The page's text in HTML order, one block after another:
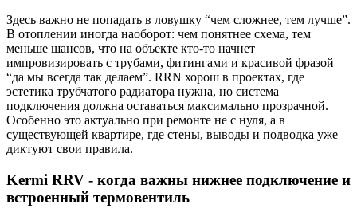
Здесь важно не попадать в ловушку “чем сложнее, тем лучше”.
В отоплении иногда наоборот: чем понятнее схема, тем
меньше шансов, что на объекте кто-то начнет
импровизировать с трубами, фитингами и красивой фразой
“да мы всегда так делаем”. RRN хорош в проектах, где
эстетика трубчатого радиатора нужна, но система
подключения должна оставаться максимально прозрачной.
Особенно это актуально при ремонте не с нуля, а в
существующей квартире, где стены, выводы и подводка уже
диктуют свои правила.
Kermi RRV - когда важны нижнее подключение и
встроенный термовентиль